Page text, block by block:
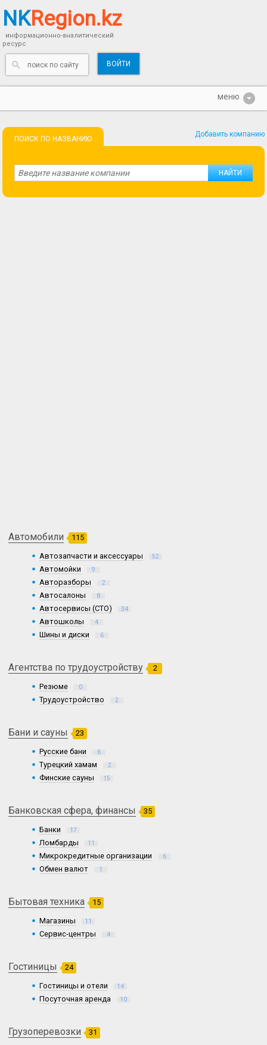
NKRegion.kz
информационно-аналитический
ресурс
ВОЙТИ
ПОИСК ПО НАЗВАНИЮ
Добавить компанию
Автомобили 115
Автозапчасти и аксессуары 52
Автомойки 9
Авторазборы 2
Автосалоны 8
Автосервисы (СТО) 34
Автошколы 4
Шины и диски 6
Агентства по трудоустройству 2
Резюме 0
Трудоустройство 2
Бани и сауны 23
Русские бани 6
Турецкий хамам 2
Финские сауны 15
Банковская сфера, финансы 35
Банки 17
Ломбарды 11
Микрокредитные организации 6
Обмен валют 1
Бытовая техника 15
Магазины 11
Сервис-центры 4
Гостиницы 24
Гостиницы и отели 14
Посуточная аренда 10
Грузоперевозки 31